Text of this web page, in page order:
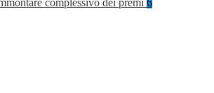
complessivo dei premi 6